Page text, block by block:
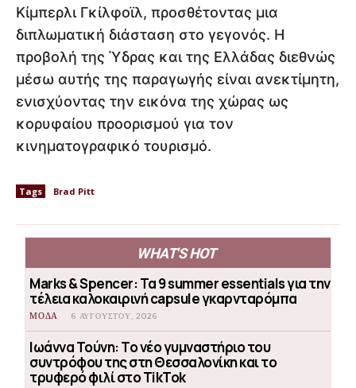
Κίμπερλι Γκίλφοϊλ, προσθέτοντας μια
διπλωματική διάσταση στο γεγονός. Η
προβολή της Ύδρας και της Ελλάδας διεθνώς
μέσω αυτής της παραγωγής είναι ανεκτίμητη,
ενισχύοντας την εικόνα της χώρας ως
κορυφαίου προορισμού για τον
κινηματογραφικό τουρισμό.
Tags Brad Pitt
WHAT'S HOT
Marks & Spencer: Τα 9 summer essentials για την
τέλεια καλοκαιρινή capsule γκαρνταρόμπα
ΜΟΔΑ 6 ΑΥΓΟΎΣΤΟΥ, 2026
Ιωάννα Τούνη: Το νέο γυμναστήριο του
συντρόφου της στη Θεσσαλονίκη και το
τρυφερό φιλί στο TikTok